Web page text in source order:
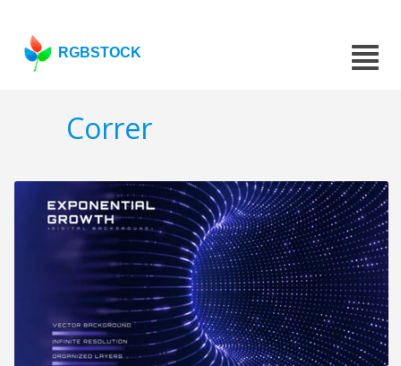
RGBSTOCK
Correr